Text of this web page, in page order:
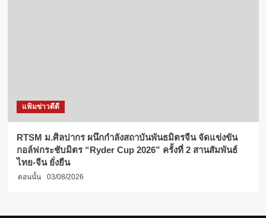
แฟ้มข่าวดีดี
RTSM ม.ศิลปากร ผนึกกำลังสถาบันพันธมิตรจีน จัดแข่งขัน
กอล์ฟกระชับมิตร “Ryder Cup 2026” ครั้งที่ 2 สานสัมพันธ์
ไทย-จีน ยั่งยืน
ตอนนั้น 03/08/2026